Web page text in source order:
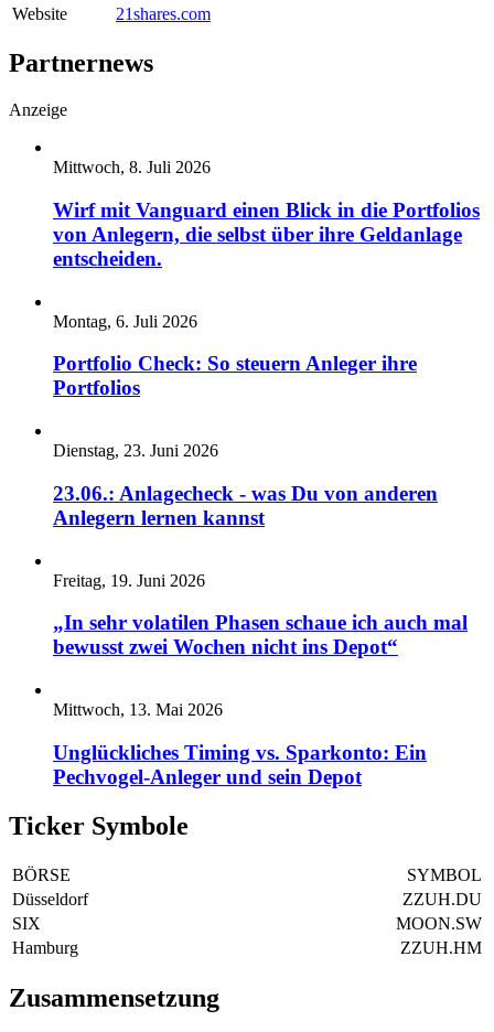
Website
21shares.com
Partnernews
Anzeige
Mittwoch, 8. Juli 2026
Wirf mit Vanguard einen Blick in die Portfolios
von Anlegern, die selbst über ihre Geldanlage
entscheiden.
Montag, 6. Juli 2026
Portfolio Check: So steuern Anleger ihre
Portfolios
Dienstag, 23. Juni 2026
23.06.: Anlagecheck - was Du von anderen
Anlegern lernen kannst
Freitag, 19. Juni 2026
„In sehr volatilen Phasen schaue ich auch mal
bewusst zwei Wochen nicht ins Depot“
Mittwoch, 13. Mai 2026
Unglückliches Timing vs. Sparkonto: Ein
Pechvogel-Anleger und sein Depot
Ticker Symbole
BÖRSE
SYMBOL
Düsseldorf
ZZUH.DU
SIX
MOON.SW
Hamburg
ZZUH.HM
Zusammensetzung